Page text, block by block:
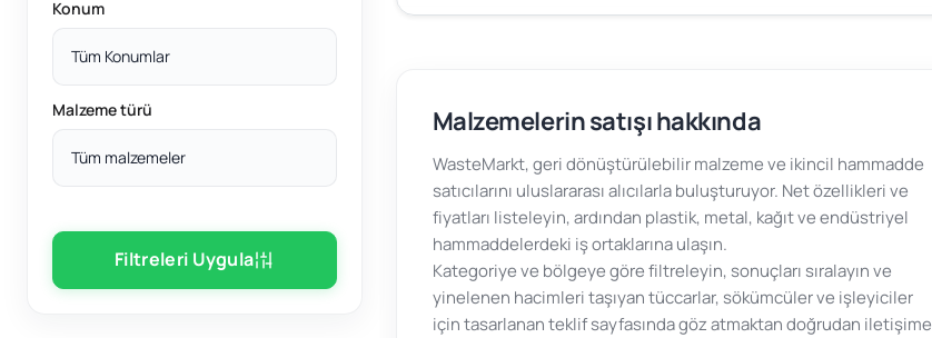
Konum
Tüm Konumlar
Malzeme türü
Tüm malzemeler
Filtreleri Uygula
Malzemelerin satışı hakkında
WasteMarkt, geri dönüştürülebilir malzeme ve ikincil hammadde
satıcılarını uluslararası alıcılarla buluşturuyor. Net özellikleri ve
fiyatları listeleyin, ardından plastik, metal, kağıt ve endüstriyel
hammaddelerdeki iş ortaklarına ulaşın.
Kategoriye ve bölgeye göre filtreleyin, sonuçları sıralayın ve
yinelenen hacimleri taşıyan tüccarlar, sökümcüler ve işleyiciler
için tasarlanan teklif sayfasında göz atmaktan doğrudan iletişime